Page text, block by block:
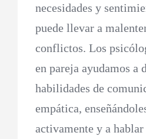
necesidades y
puede llevar a
conflictos. Los
en pareja ayudamos a
habilidades de
empática,
activamente y a